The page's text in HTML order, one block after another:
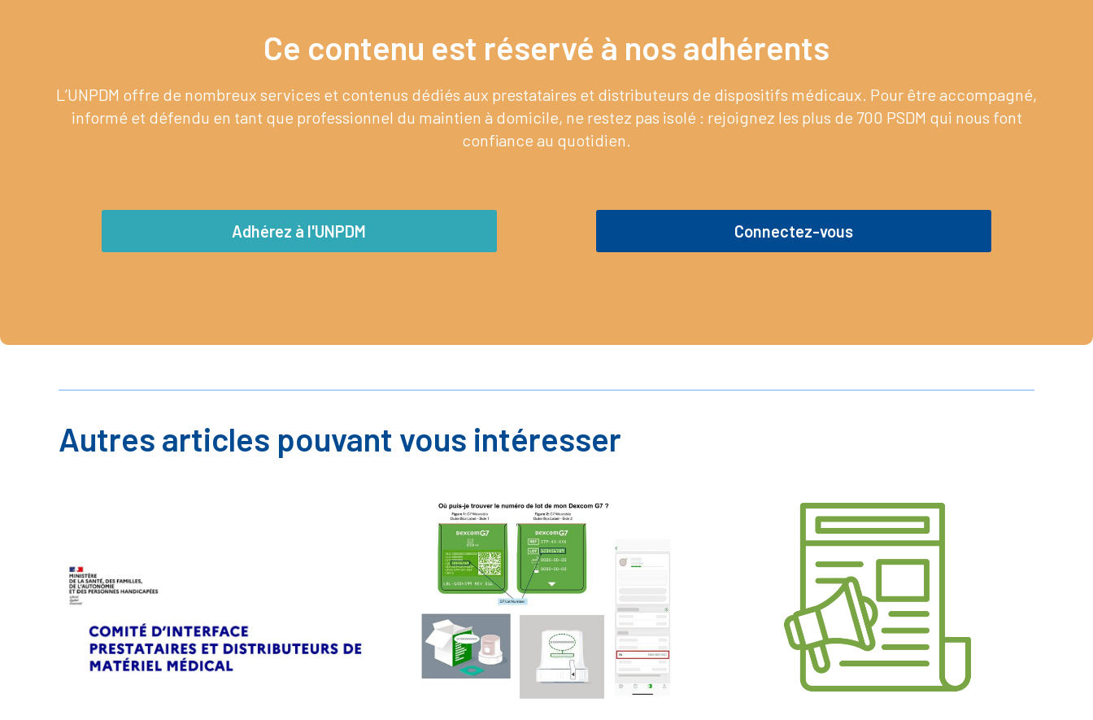
Ce contenu est réservé à nos adhérents​
L’UNPDM offre de nombreux services et contenus dédiés aux prestataires et distributeurs de dispositifs médicaux. Pour être accompagné,
informé et défendu en tant que professionnel du maintien à domicile, ne restez pas isolé : rejoignez les plus de 700 PSDM qui nous font
confiance au quotidien.
Adhérez à l'UNPDM Connectez-vous
Autres articles pouvant vous intéresser